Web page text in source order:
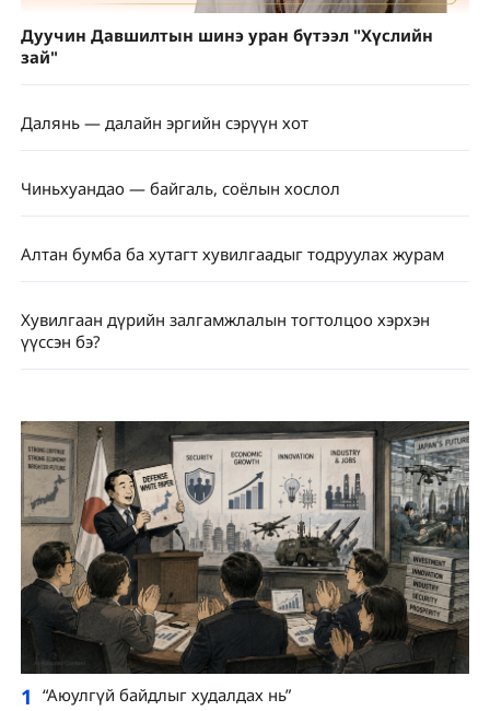
Дуучин Давшилтын шинэ уран бүтээл "Хүслийн
зай"
Далянь — далайн эргийн сэрүүн хот
Чиньхуандао — байгаль, соёлын хослол
Алтан бумба ба хутагт хувилгаадыг тодруулах журам
Хувилгаан дүрийн залгамжлалын тогтолцоо хэрхэн
үүссэн бэ?
1 “Аюулгүй байдлыг худалдах нь”